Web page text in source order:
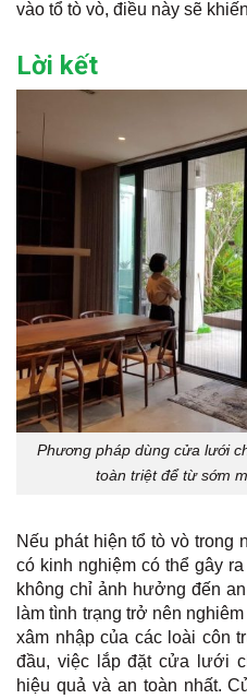
vào tổ tò vò, điều này sẽ
Lời kết
Phương pháp dùng cửa lưới
toàn triệt để từ sớm
Nếu phát hiện tổ tò vò trong
có kinh nghiệm có thể gây
không chỉ ảnh hưởng đến
làm tình trạng trở nên
xâm nhập của các loài côn
đầu, việc lắp đặt cửa lưới
hiệu quả và an toàn nhất.